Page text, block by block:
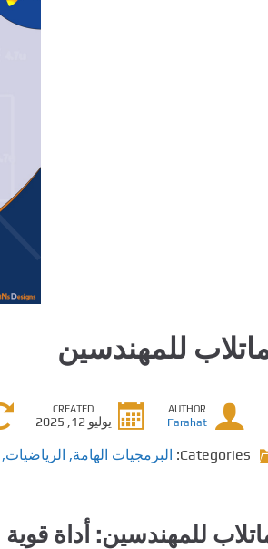
للمهندسين
AUTHOR
Farahat
CREATED
يوليو 12, 2025
Categories: البرمجيات الهامة, الرياضيات,
للمهندسين: أداة